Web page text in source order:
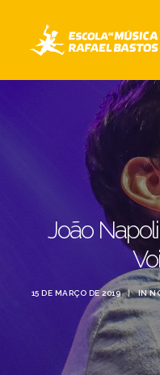
CONTATO / LOCALIZAÇÃO
João
15 DE MARÇO DE 2019 | IN